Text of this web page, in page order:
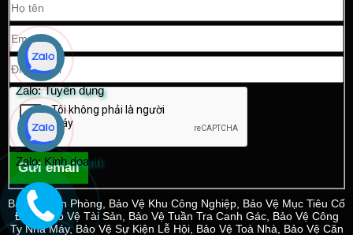
Gửi email
Bảo Vệ Văn Phòng Bảo Vệ Khu Công Nghiệp Bảo Vệ Mục Tiêu Cố
Định,Bảo Vệ Tài Sản Bảo Vệ Tuần Tra Canh Gác, Bảo Vệ Công
Ty Nhà Máy,Bảo Vệ Sự Kiện Lễ Hội, Bảo Vệ Toà Nhà Bảo Vệ Căn
Zalo: Tuyển dụng
Zalo: Kinh doanh